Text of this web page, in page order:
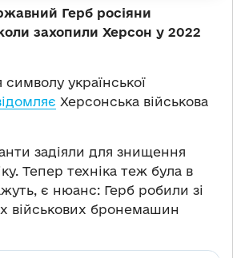
Герб росіяни
захопили Херсон у 2022
української
Херсонська військова
задіяли для знищення
Тепер техніка теж була в
є нюанс: Герб робили зі
військових бронемашин